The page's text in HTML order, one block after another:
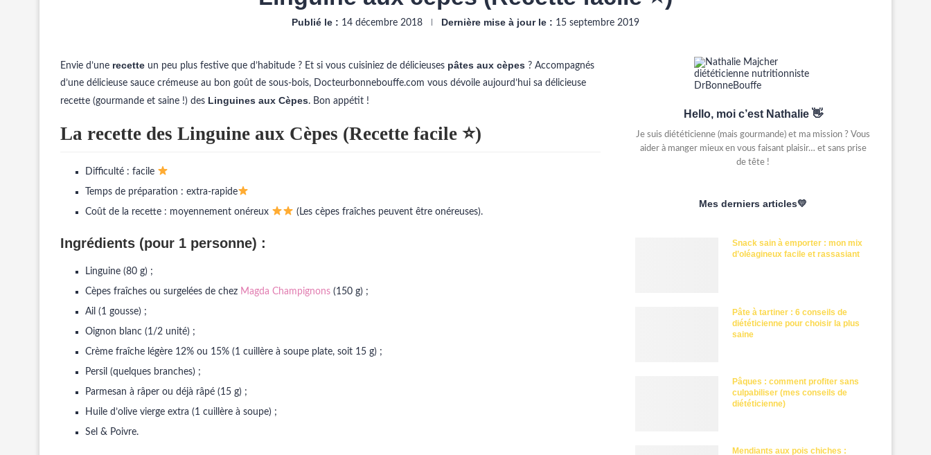
Publié le : 14 décembre 2018 Dernière mise à jour le : 15 septembre 2019
Envie d’une recette un peu plus festive que d’habitude ? Et si vous cuisiniez de délicieuses pâtes aux cèpes ? Accompagnés
d’une délicieuse sauce crémeuse au bon goût de sous-bois, Docteurbonnebouffe.com vous dévoile aujourd’hui sa délicieuse
recette (gourmande et saine !) des Linguines aux Cèpes. Bon appétit !
La recette des Linguine aux Cèpes (Recette facile ⭐)
Difficulté : facile
Temps de préparation : extra-rapide
Coût de la recette : moyennement onéreux (Les cèpes fraîches peuvent être onéreuses).
Ingrédients (pour 1 personne) :
Linguine (80 g) ;
Cèpes fraîches ou surgelées de chez Magda Champignons (150 g) ;
Ail (1 gousse) ;
Oignon blanc (1/2 unité) ;
Crème fraîche légère 12% ou 15% (1 cuillère à soupe plate, soit 15 g) ;
Persil (quelques branches) ;
Parmesan à râper ou déjà râpé (15 g) ;
Huile d’olive vierge extra (1 cuillère à soupe) ;
Sel & Poivre.
Hello, moi c’est Nathalie 👋
Je suis diététicienne (mais gourmande) et ma mission ? Vous
aider à manger mieux en vous faisant plaisir… et sans prise
de tête !
Mes derniers articles💛
Snack sain à emporter : mon mix
d’oléagineux facile et rassasiant
Pâte à tartiner : 6 conseils de
diététicienne pour choisir la plus
saine
Pâques : comment profiter sans
culpabiliser (mes conseils de
diététicienne)
Mendiants aux pois chiches :